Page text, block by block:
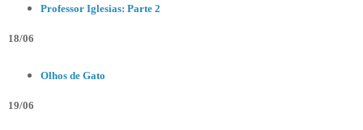
Professor Iglesias: Parte 2
18/06
Olhos de Gato
19/06